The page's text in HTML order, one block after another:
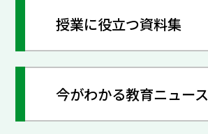
授業に役立つ資料集
今がわかる教育ニュース